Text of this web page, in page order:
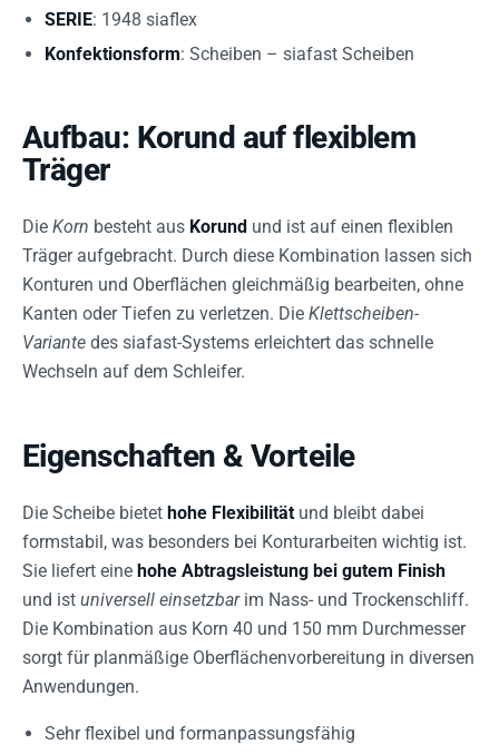
SERIE: 1948 siaflex
Konfektionsform: Scheiben – siafast Scheiben
Aufbau: Korund auf flexiblem
Träger
Die Korn besteht aus Korund und ist auf einen flexiblen
Träger aufgebracht. Durch diese Kombination lassen sich
Konturen und Oberflächen gleichmäßig bearbeiten, ohne
Kanten oder Tiefen zu verletzen. Die Klettscheiben-
Variante des siafast-Systems erleichtert das schnelle
Wechseln auf dem Schleifer.
Eigenschaften & Vorteile
Die Scheibe bietet hohe Flexibilität und bleibt dabei
formstabil, was besonders bei Konturarbeiten wichtig ist.
Sie liefert eine hohe Abtragsleistung bei gutem Finish
und ist universell einsetzbarim Nass- und Trockenschliff.
Die Kombination aus Korn 40 und 150 mm Durchmesser
sorgt für planmäßige Oberflächenvorbereitung in diversen
Anwendungen.
Sehr flexibel und formanpassungsfähig